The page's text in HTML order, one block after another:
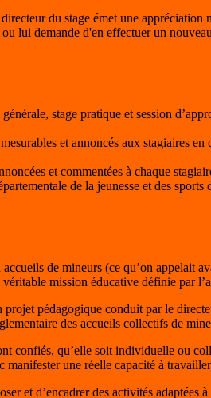
du stage émet une
lui demande d'en effectuer un
stage pratique et session
et annoncés aux stagiaires
et commentées à chaque
de la jeunesse et des
de mineurs (ce qu’on appelait
mission éducative définie par
pédagogique conduit par le
des accueils collectifs de
confiés, qu’elle soit individuelle ou
une réelle capacité à
et d’encadrer des activités